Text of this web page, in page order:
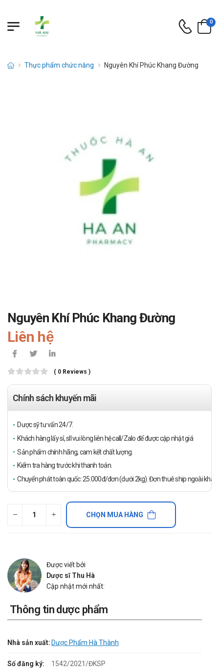
0
Thực phẩm chức năng Nguyên Khí Phúc Khang Đường
Nguyên Khí Phúc Khang Đường
Liên hệ
( 0 Reviews )
Chính sách khuyến mãi
Dược sỹ tư vấn 24/7.
Khách hàng lấy sỉ, sll vui lòng liên hệ call/Zalo để được cập nhật giá
Sản phẩm chính hãng, cam kết chất lượng.
Kiểm tra hàng trước khi thanh toán.
Chuyển phát toàn quốc: 25.000đ/đơn (dưới 2kg). Đơn thuê ship ngoài
CHỌN MUA HÀNG
Được viết bởi
Dược sĩ Thu Hà
Cập nhật mới nhất:
Thông tin dược phẩm
Nhà sản xuất: Dược Phẩm Hà Thành
Số đăng ký: 1542/2021/ĐKSP